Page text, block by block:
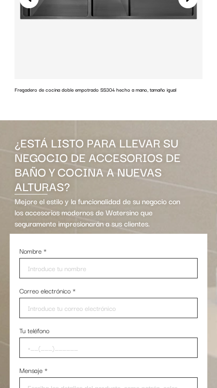
Fregadero de cocina doble empotrado SS304 hecho a mano, tamaño igual
¿ESTÁ LISTO PARA LLEVAR SU
NEGOCIO DE ACCESORIOS DE
BAÑO Y COCINA A NUEVAS
ALTURAS?
Mejore el estilo y la funcionalidad de su negocio con
los accesorios modernos de Watersino que
seguramente impresionarán a sus clientes.
Nombre*
Correo electrónico*
Tu teléfono
Mensaje*